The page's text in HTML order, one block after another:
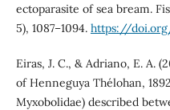
ectoparasite of sea bream.
5), 1087–1094. https://doi.org/
Eiras, J. C., & Adriano, E. A.
of Henneguya Thélohan,
Myxobolidae) described